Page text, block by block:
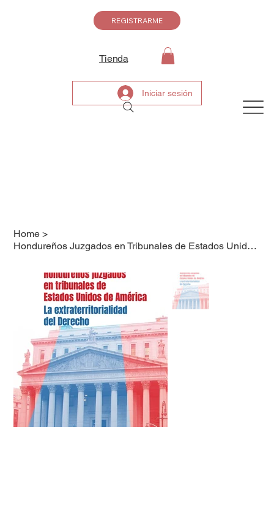
REGISTRARME
Iniciar sesión
Tienda
Home >
Hondureños Juzgados en Tribunales de Estados Unidos de América